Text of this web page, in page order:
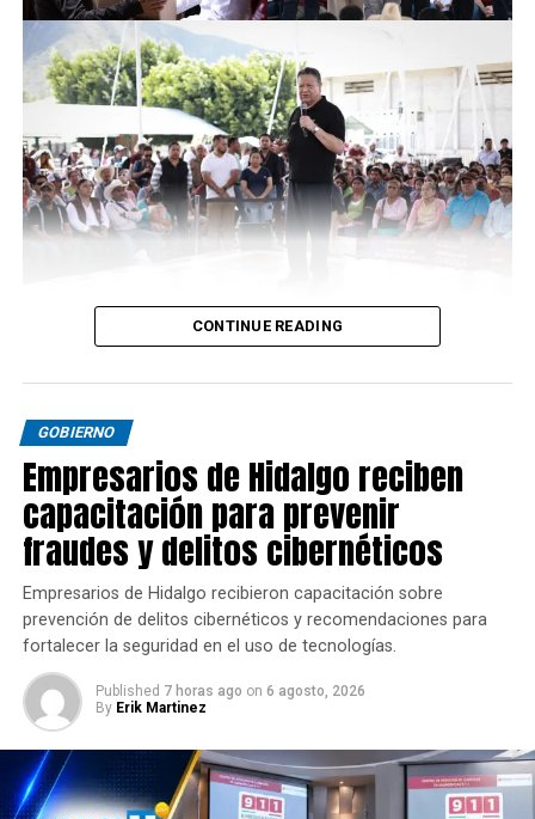
CONTINUE READING
GOBIERNO
Empresarios de Hidalgo reciben
capacitación para prevenir
fraudes y delitos cibernéticos
Empresarios de Hidalgo recibieron capacitación sobre
prevención de delitos cibernéticos y recomendaciones para
fortalecer la seguridad en el uso de tecnologías.
Published 7 horas ago on 6 agosto, 2026
By Erik Martinez